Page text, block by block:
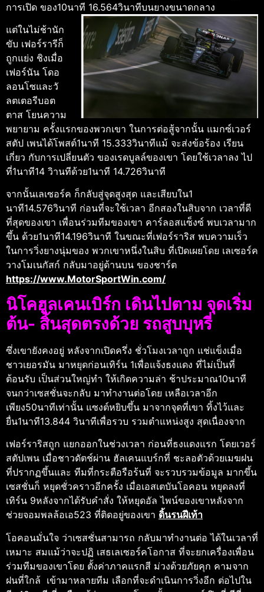
การเปิด ของ10นาที 16.564วินาทีบนยางขนาดกลาง
แต่ในไม่ช้านัก
ขับ เฟอร์รารีก็
ถูกแย่ง ชิงเมื่อ
เฟอร์นัน โดอ
ลอนโซและวั
ลตเตอรีบอต
ตาส โยนความ
พยายาม ครั้งแรกของพวกเขา ในการต่อสู้จากนั้น แมกซ์เวอร์
สตัป เพนได้โพสต์1นาที 15.333วินาทีแม้ จะส่งข้อร้อง เรียน
เกี่ยว กับการเปลี่ยนตัว ของเรดบูลล์ของเขา โดยใช้เวลาลง ไป
ที่1นาที14 วิานทีด้วย1นาที 14.726วินาที
จากนั้นเลเซอร์ค ก็กลับสู่จุดสูงสุด และเสียบใน1
นาที14.576วินาที ก่อนที่จะใช้เวลา อีกสองในสิบจาก เวลาที่ดี
ที่สุดของเขา เพื่อนร่วมทีมของเขา คาร์ลอสแซ็งซ์ พบเวลามาก
ขึ้น ด้วย1นาที14.196วินาที ในขณะที่เฟอร์ราริส พบความเร็ว
ในการวิ่งยางนุ่มของ พวกเขาหนึ่งในสิบ ที่เปิดเผยโดย เลเซอร์ค
วางโมเนกัสก์ กลับมาอยู่ด้านบน ของชาร์ต
https://www.MotorSportWin.com/
นิโคฮูลเคนเบิร์ก เดินไปตาม จุดเริ่ม
ต้น- สิ้นสุดตรงด้วย รถสูบบุหรี่
ซึ่งเขายังคงอยู่ หลังจากเปิดครึ่ง ชั่วโมงเวลาถูก แช่แข็งเมื่อ
ชาวเยอรมัน มาหยุดก่อนเทิร์น 1เพื่อแจ้งธงแดง ที่ไม่เป็นที่
ต้อนรับ เป็นส่วนใหญ่ทํา ให้เกิดความล่า ช้าประมาณ10นาที
จนกว่าเซสชั่นจะกลับ มาทํางานต่อโดย เหลือเวลาอีก
เพียง50นาทีเท่านั้น แซงต์หยิบขึ้น มาจากจุดที่เขา ทิ้งไว้และ
ยื่น1นาที13.844 วินาทีเพื่อรวบ รวมตําแหน่งสูง สุดเนื่องจาก
เฟอร์ราริสถูก แยกออกในช่วงเวลา ก่อนที่ธงแดงแรก โดยเวอร์
สตัปเพน เมื่อชาวดัตช์ผ่าน ฮัลเคนแบร์กที่ ชะลอตัวด้วยเมฆฝน
ที่ปรากฏขึ้นและ ทีมที่กระตือรือร้นที่ จะรวบรวมข้อมูล มากขึ้น
เซสชั่นก็ หยุดชั่วคราวอีกครั้ง เมื่อเอสเตบันโอคอน หยุดลงที่
เทิร์น 9หลังจากได้รับคําสั่ง ให้หยุดอัล ไพน์ของเขาหลังจาก
ช่วยจอมพลล้อเอ523 ที่ติดอยู่ของเขา ดิ้นรนฝีเท้า
โอคอนมั่นใจ ว่าเซสชั่นสามารถ กลับมาทํางานต่อ ได้ในเวลาที่
เหมาะ สมแม้ว่าจะปฏิ เสธเลเซอร์คโอกาส ที่จะยกเครื่องเพื่อน
ร่วมทีมของเขาโดย ตั้งค่าภาคแรกสี ม่วงด้วยภัยคุก คามจาก
ฝนที่ใกล้ เข้ามาหลายทีม เลือกที่จะดําเนินการวิ่งอีก ต่อไปใน